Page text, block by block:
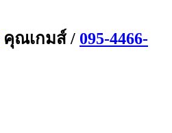
คุณเกมส์ / 095-4466-